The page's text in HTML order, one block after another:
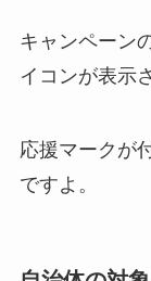
キャンペーン
イコンが表示
応援マークが
ですよ。